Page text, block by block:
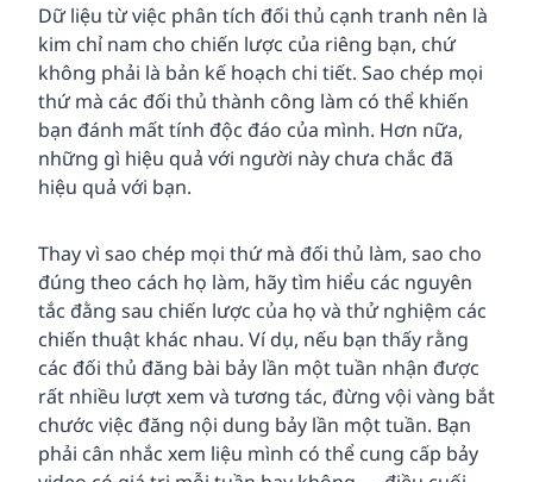
Dữ liệu từ việc phân tích đối thủ cạnh tranh nên là
kim chỉ nam cho chiến lược của riêng bạn, chứ
không phải là bản kế hoạch chi tiết. Sao chép mọi
thứ mà các đối thủ thành công làm có thể khiến
bạn đánh mất tính độc đáo của mình. Hơn nữa,
những gì hiệu quả với người này chưa chắc đã
hiệu quả với bạn.
Thay vì sao chép mọi thứ mà đối thủ làm, sao cho
đúng theo cách họ làm, hãy tìm hiểu các nguyên
tắc đằng sau chiến lược của họ và thử nghiệm các
chiến thuật khác nhau. Ví dụ, nếu bạn thấy rằng
các đối thủ đăng bài bảy lần một tuần nhận được
rất nhiều lượt xem và tương tác, đừng vội vàng bắt
chước việc đăng nội dung bảy lần một tuần. Bạn
phải cân nhắc xem liệu mình có thể cung cấp bảy